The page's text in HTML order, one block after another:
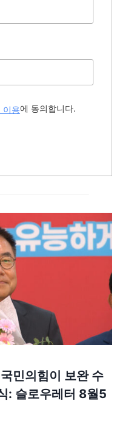
이용에 동의합니다.
민의힘이 보완 수
: 슬로우레터 8월5